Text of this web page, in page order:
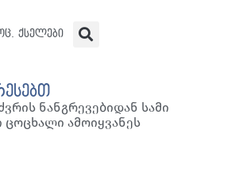
ქსელები
ნანგრევებიდან სამი
ამოიყვანეს